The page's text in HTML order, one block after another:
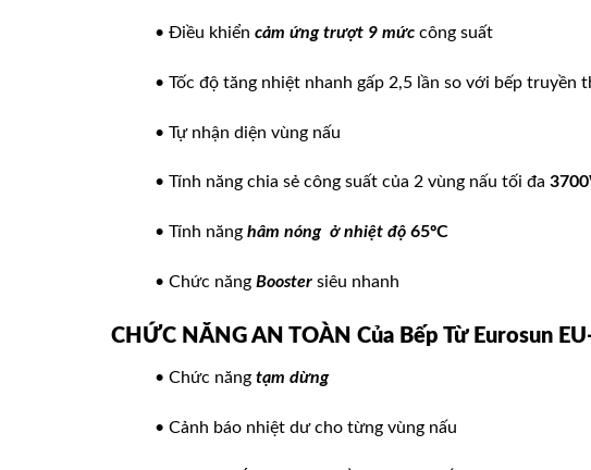
• Điều khiển cảm ứng trượt 9 mức công suất
• Tốc độ tăng nhiệt nhanh gấp 2,5 lần so với bếp truyền
• Tự nhận diện vùng nấu
• Tính năng chia sẻ công suất của 2 vùng nấu tối đa
• Tính năng hâm nóng ở nhiệt độ 65ºC
• Chức năng Booster siêu nhanh
CHỨC NĂNG AN TOÀN Của Bếp Từ Eurosun
• Chức năng tạm dừng
• Cảnh báo nhiệt dư cho từng vùng nấu